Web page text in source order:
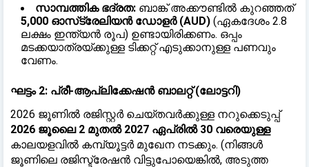
സാമ്പത്തിക ഭദ്രത: ബാങ്ക് അക്കൗണ്ടിൽ കുറഞ്ഞത്
5,000 ഓസ്‌ട്രേലിയൻ ഡോളർ (AUD) (ഏകദേശം 2.8
ലക്ഷം ഇന്ത്യൻ രൂപ) ഉണ്ടായിരിക്കണം. ഒപ്പം
മടക്കയാത്രയ്ക്കുള്ള ടിക്കറ്റ് എടുക്കാനുള്ള പണവും
വേണം.
ഘട്ടം 2: പ്രീ-ആപ്ലിക്കേഷൻ ബാലറ്റ് (ലോട്ടറി)
2026 ജൂണിൽ രജിസ്റ്റർ ചെയ്തവർക്കുള്ള നറുക്കെടുപ്പ്
2026 ജൂലൈ 2 മുതൽ 2027 ഏപ്രിൽ 30 വരെയുള്ള
കാലയളവിൽ കമ്പ്യൂട്ടർ മുഖേന നടക്കും. (നിങ്ങൾ
ജൂണിലെ രജിസ്ട്രേഷൻ വിട്ടുപോയെങ്കിൽ, അടുത്ത